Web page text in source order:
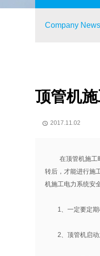
Company News
顶管机
 2017.11.02
在顶管机施工
转后，才能进行施
机施工电力系统安
1、一定要定期检
2、顶管机启动